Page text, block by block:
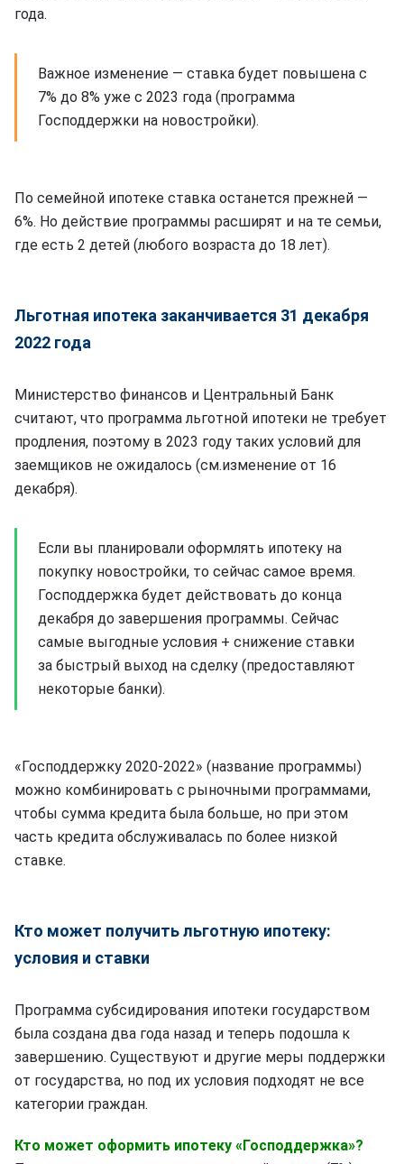
года.
Важное изменение — ставка будет повышена с
7% до 8% уже с 2023 года (программа
Господдержки на новостройки).
По семейной ипотеке ставка останется прежней —
6%. Но действие программы расширят и на те семьи,
где есть 2 детей (любого возраста до 18 лет).
Льготная ипотека заканчивается 31 декабря
2022 года
Министерство финансов и Центральный Банк
считают, что программа льготной ипотеки не требует
продления, поэтому в 2023 году таких условий для
заемщиков не ожидалось (см.изменение от 16
декабря).
Если вы планировали оформлять ипотеку на
покупку новостройки, то сейчас самое время.
Господдержка будет действовать до конца
декабря до завершения программы. Сейчас
самые выгодные условия + снижение ставки
за быстрый выход на сделку (предоставляют
некоторые банки).
«Господдержку 2020-2022» (название программы)
можно комбинировать с рыночными программами,
чтобы сумма кредита была больше, но при этом
часть кредита обслуживалась по более низкой
ставке.
Кто может получить льготную ипотеку:
условия и ставки
Программа субсидирования ипотеки государством
была создана два года назад и теперь подошла к
завершению. Существуют и другие меры поддержки
от государства, но под их условия подходят не все
категории граждан.
Кто может оформить ипотеку «Господдержка»?